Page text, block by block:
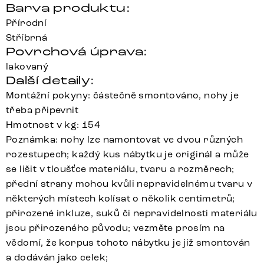
Barva produktu:
Přírodní
Stříbrná
Povrchová úprava:
lakovaný
Další detaily:
Montážní pokyny: částečně smontováno, nohy je
třeba připevnit
Hmotnost v kg: 154
Poznámka: nohy lze namontovat ve dvou různých
rozestupech; každý kus nábytku je originál a může
se lišit v tloušťce materiálu, tvaru a rozměrech;
přední strany mohou kvůli nepravidelnému tvaru v
některých místech kolísat o několik centimetrů;
přirozené inkluze, suků či nepravidelnosti materiálu
jsou přirozeného původu; vezměte prosím na
vědomí, že korpus tohoto nábytku je již smontován
a dodáván jako celek;